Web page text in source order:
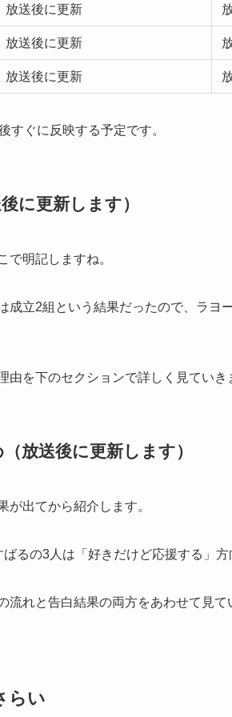
放送後に更新
放送後に更新
放送後に更新
すぐに反映する予定です。
に更新します）
で明記しますね。
成立2組という結果だったので、ラヨ
由を下のセクションで詳しく見ていき
放送後に更新します）
が出てから紹介します。
るの3人は「好きだけど応援する」方
れと告白結果の両方をあわせて見て
らい